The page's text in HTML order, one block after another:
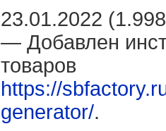
23.01.2022
— Добавлен
товаров
https://
generator/.